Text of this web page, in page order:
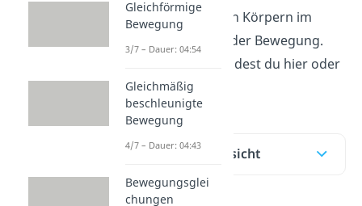
das Verhalten von Körpern im
Stillstand und in der Bewegung.
Mehr darüber findest du hier oder
imVideo!
Inhaltsübersicht
Gleichförmige
Bewegung
3/7 – Dauer: 04:54
Gleichmäßig
beschleunigte
Bewegung
4/7 – Dauer: 04:43
Bewegungsglei
chungen